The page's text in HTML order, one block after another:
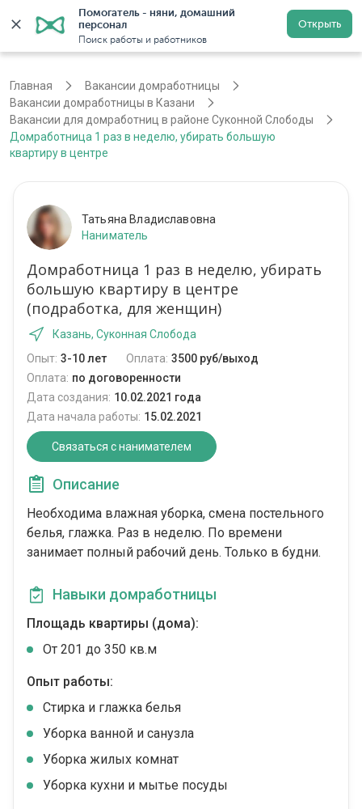
Помогатель - няни, домашний
персонал
Поиск работы и работников
Открыть
Регистрация
Главная
Вакансии домработницы
Вакансии домработницы в Казани
Вакансии для домработниц в районе Суконной Слободы
Домработница 1 раз в неделю, убирать большую
квартиру в центре
Татьяна Владиславовна
Наниматель
Домработница 1 раз в неделю, убирать
большую квартиру в центре
(подработка, для женщин)
Казань, Суконная Слобода
Опыт: 3-10 лет Оплата: 3500 руб/выход
Оплата: по договоренности
Дата создания: 10.02.2021 года
Дата начала работы: 15.02.2021
Связаться с нанимателем
Описание
Необходима влажная уборка, смена постельного
белья, глажка. Раз в неделю. По времени
занимает полный рабочий день. Только в будни.
Навыки домработницы
Площадь квартиры (дома):
От 201 до 350 кв.м
Опыт работы:
Стирка и глажка белья
Уборка ванной и санузла
Уборка жилых комнат
Уборка кухни и мытье посуды